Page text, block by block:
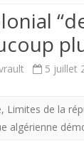
5 juillet
, Limites de la
algérienne